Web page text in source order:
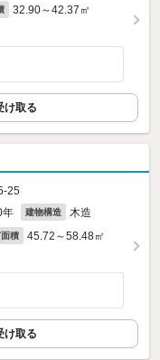
32.90～42.37㎡
け取る
25
年 建物構造 木造
積 45.72～58.48㎡
け取る